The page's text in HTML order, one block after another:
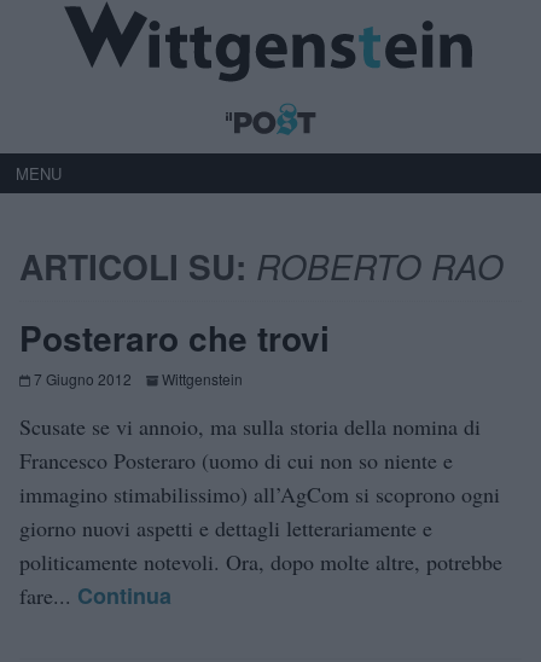
MENU
ARTICOLI SU: ROBERTO RAO
Posteraro che trovi
7 Giugno 2012 Wittgenstein
Scusate se vi annoio, ma sulla storia della nomina di
Francesco Posteraro (uomo di cui non so niente e
immagino stimabilissimo) all’AgCom si scoprono ogni
giorno nuovi aspetti e dettagli letterariamente e
politicamente notevoli. Ora, dopo molte altre, potrebbe
fare... Continua